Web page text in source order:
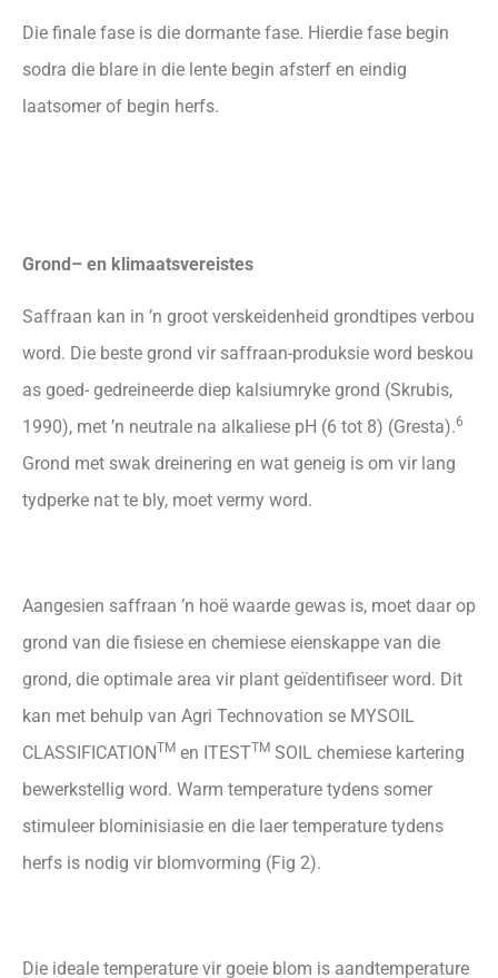
Die finale fase is die dormante fase. Hierdie fase begin
sodra die blare in die lente begin afsterf en eindig
laatsomer of begin herfs.
Grond– en klimaatsvereistes
Saffraan kan in ’n groot verskeidenheid grondtipes verbou
word. Die beste grond vir saffraan-produksie word beskou
as goed- gedreineerde diep kalsiumryke grond (Skrubis,
1990), met ’n neutrale na alkaliese pH (6 tot 8) (Gresta).6
Grond met swak dreinering en wat geneig is om vir lang
tydperke nat te bly, moet vermy word.
Aangesien saffraan ’n hoë waarde gewas is, moet daar op
grond van die fisiese en chemiese eienskappe van die
grond, die optimale area vir plant geïdentifiseer word. Dit
kan met behulp van Agri Technovation se MYSOIL
CLASSIFICATIONTM en ITESTTM SOIL chemiese kartering
bewerkstellig word. Warm temperature tydens somer
stimuleer blominisiasie en die laer temperature tydens
herfs is nodig vir blomvorming (Fig 2).
Die ideale temperature vir goeie blom is aandtemperature